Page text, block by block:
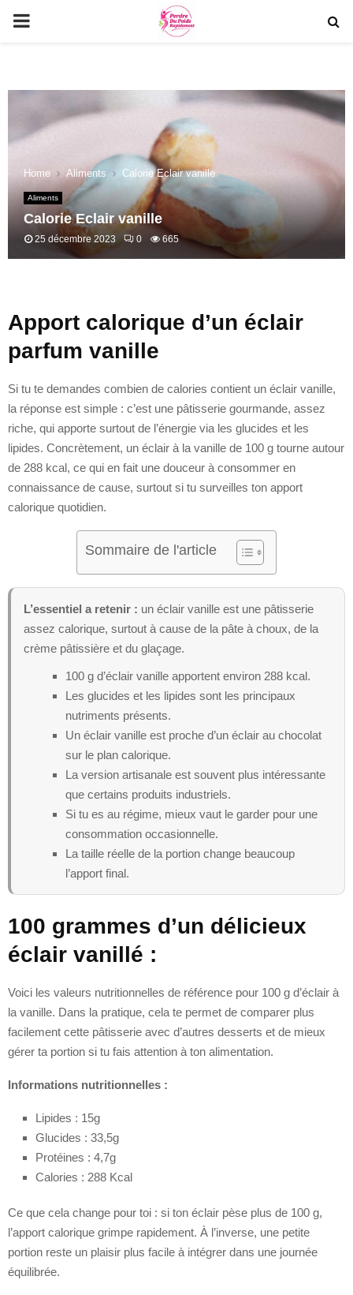
PRIMARY
Home Aliments Calorie Eclair vanille
Aliments
Calorie Eclair vanille
25 décembre 2023 0 665
Apport calorique d’un éclair
parfum vanille
Si tu te demandes combien de calories contient un éclair vanille,
la réponse est simple : c’est une pâtisserie gourmande, assez
riche, qui apporte surtout de l’énergie via les glucides et les
lipides. Concrètement, un éclair à la vanille de 100 g tourne autour
de 288 kcal, ce qui en fait une douceur à consommer en
connaissance de cause, surtout si tu surveilles ton apport
calorique quotidien.
Sommaire de l'article
L’essentiel a retenir : un éclair vanille est une pâtisserie
assez calorique, surtout à cause de la pâte à choux, de la
crème pâtissière et du glaçage.
100 g d’éclair vanille apportent environ 288 kcal.
Les glucides et les lipides sont les principaux
nutriments présents.
Un éclair vanille est proche d’un éclair au chocolat
sur le plan calorique.
La version artisanale est souvent plus intéressante
que certains produits industriels.
Si tu es au régime, mieux vaut le garder pour une
consommation occasionnelle.
La taille réelle de la portion change beaucoup
l’apport final.
100 grammes d’un délicieux
éclair vanillé :
Voici les valeurs nutritionnelles de référence pour 100 g d’éclair à
la vanille. Dans la pratique, cela te permet de comparer plus
facilement cette pâtisserie avec d’autres desserts et de mieux
gérer ta portion si tu fais attention à ton alimentation.
Informations nutritionnelles :
Lipides : 15g
Glucides : 33,5g
Protéines : 4,7g
Calories : 288 Kcal
Ce que cela change pour toi : si ton éclair pèse plus de 100 g,
l’apport calorique grimpe rapidement. À l’inverse, une petite
portion reste un plaisir plus facile à intégrer dans une journée
équilibrée.